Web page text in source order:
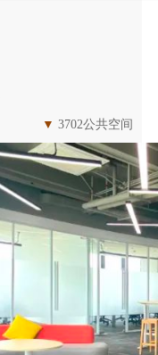
▼ 3702公共空间